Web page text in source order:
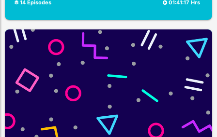
14 Episodes 01:41:17 Hrs